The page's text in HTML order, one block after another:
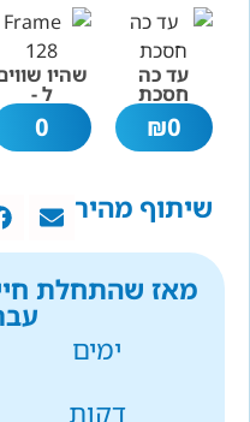
עד כה
חסכת
0
₪
שהיו
ל -
0
שיתוף מהיר
מאז שהתחלת
ימים
דקות